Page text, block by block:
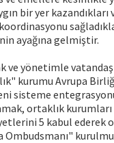
bir yer
ayağına gelmiştir.
ve yönetimle
kurumu Avrupa
sisteme
ortaklık
5 kabul ederek
Ombudsmanı"